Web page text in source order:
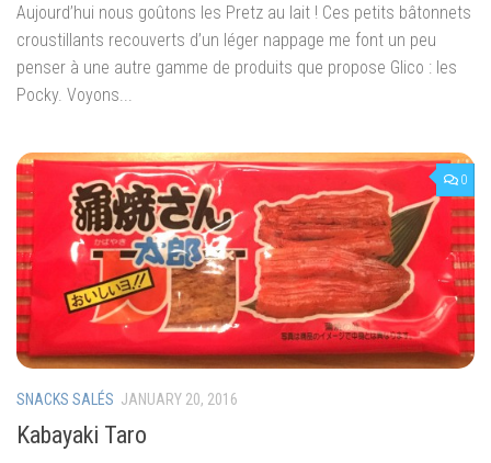
Aujourd’hui nous goûtons les Pretz au lait ! Ces petits bâtonnets
croustillants recouverts d’un léger nappage me font un peu
penser à une autre gamme de produits que propose Glico : les
Pocky. Voyons...
0
SNACKS SALÉS JANUARY 20, 2016
Kabayaki Taro